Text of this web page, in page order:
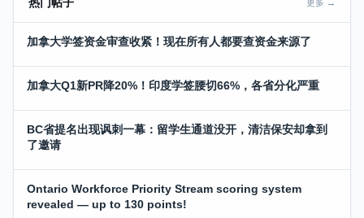
更多 →
加拿大学签资金审查收紧！现在所有人都要查资金来源了
加拿大Q1新PR降20%！印度学签腰切66%，各省分化严重
BC省提名出现讽刺一幕：留学生通道没开，清洁保安却拿到
了邀请
Ontario Workforce Priority Stream scoring system
revealed — up to 130 points!